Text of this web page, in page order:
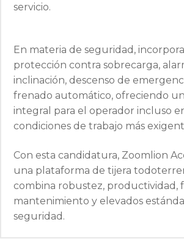
servicio.
En materia de seguridad,
protección contra sobrecarga,
inclinación, descenso de
frenado automático, ofreciendo
integral para el operador incluso
condiciones de trabajo más
Con esta candidatura, Zoomlion
una plataforma de tijera
combina robustez, productividad,
mantenimiento y elevados
seguridad.